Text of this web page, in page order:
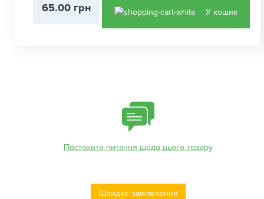
65.00 грн У кошик
Поставити питання щодо цього товару
Швидке замовлення